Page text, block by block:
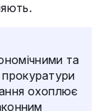
та
охоплює